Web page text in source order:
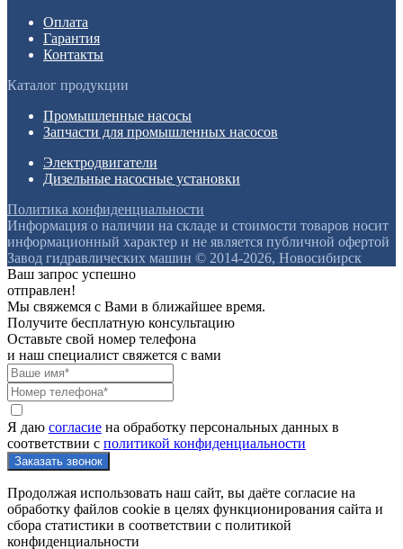
Оплата
Гарантия
Контакты
Каталог продукции
Промышленные насосы
Запчасти для промышленных насосов
Электродвигатели
Дизельные насосные установки
Политика конфиденциальности
Информация о наличии на складе и стоимости товаров носит
информационный характер и не является публичной офертой
Завод гидравлических машин © 2014-2026, Новосибирск
Ваш запрос успешно
отправлен!
Мы свяжемся с Вами в ближайшее время.
Получите бесплатную консультацию
Оставьте свой номер телефона
и наш специалист свяжется с вами
Я даю согласие на обработку персональных данных в
соответствии с политикой конфиденциальности
Продолжая использовать наш сайт, вы даёте согласие на
обработку файлов cookie в целях функционирования сайта и
сбора статистики в соответствии с политикой
конфиденциальности